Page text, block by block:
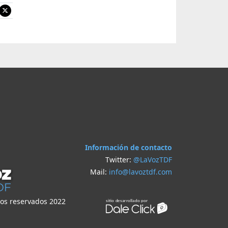
reservados 2022
Información de contacto
Twitter: @LaVozTDF
Mail: info@lavoztdf.com